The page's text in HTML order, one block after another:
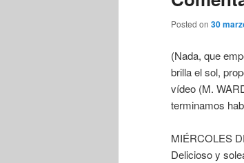
Posted on 30
(Nada, que
brilla el sol,
vídeo (M.
terminamos
MIÉRCOLES
Delicioso y